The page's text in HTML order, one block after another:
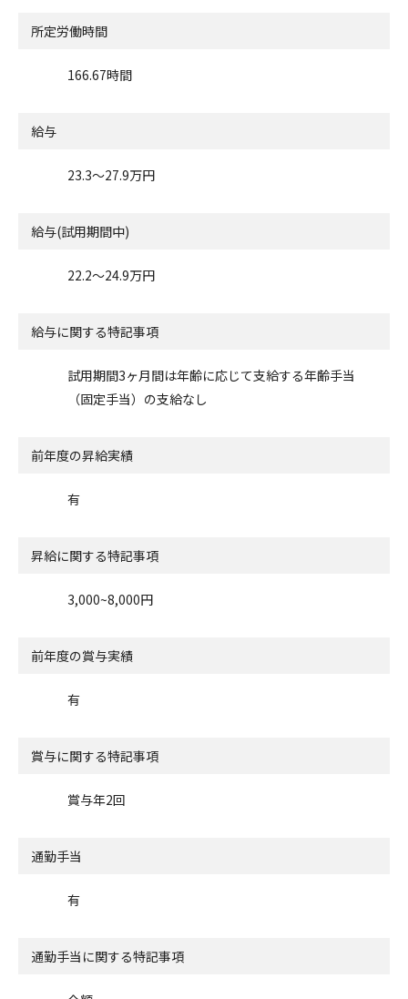
所定労働時間
166.67時間
給与
23.3〜27.9万円
給与(試用期間中)
22.2〜24.9万円
給与に関する特記事項
試用期間3ヶ月間は年齢に応じて支給する年齢手当
（固定手当）の支給なし
前年度の昇給実績
有
昇給に関する特記事項
3,000~8,000円
前年度の賞与実績
有
賞与に関する特記事項
賞与年2回
通勤手当
有
通勤手当に関する特記事項